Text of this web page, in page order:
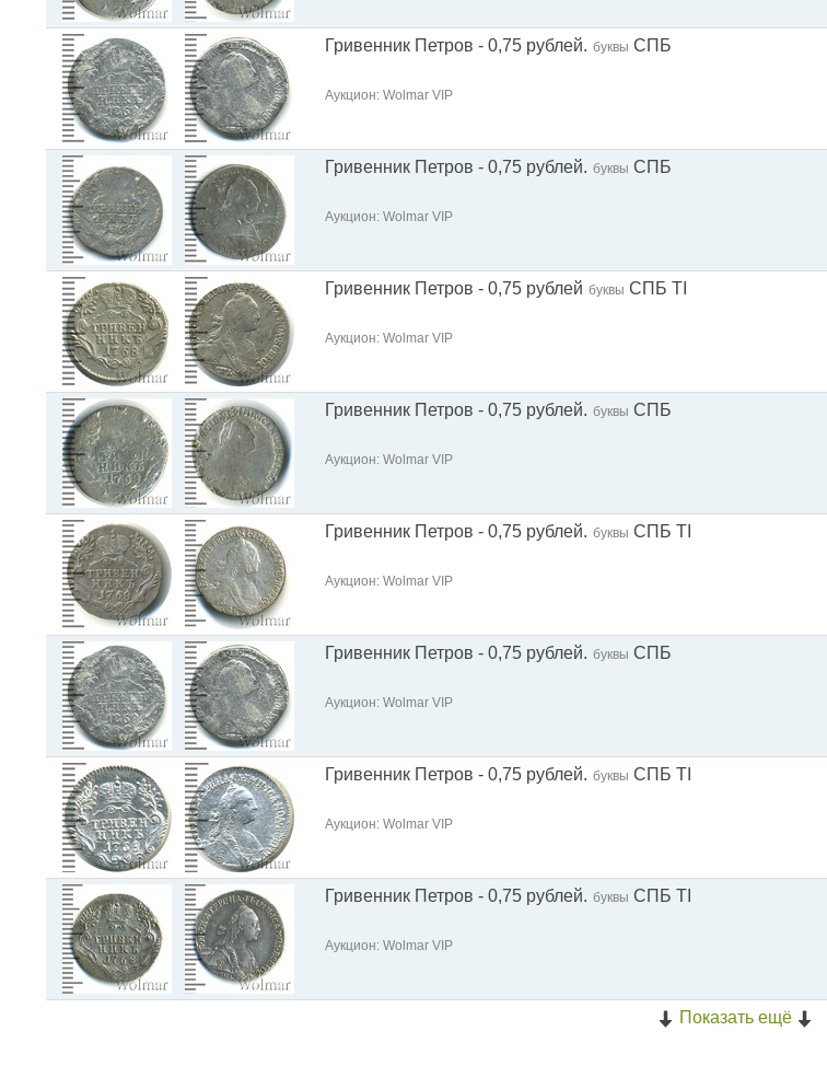
Гривенник Петров - 0,75 рублей. буквы СПБ
Аукцион: Wolmar VIP
Гривенник Петров - 0,75 рублей. буквы СПБ
Аукцион: Wolmar VIP
Гривенник Петров - 0,75 рублей буквы СПБ TI
Аукцион: Wolmar VIP
Гривенник Петров - 0,75 рублей. буквы СПБ
Аукцион: Wolmar VIP
Гривенник Петров - 0,75 рублей. буквы СПБ TI
Аукцион: Wolmar VIP
Гривенник Петров - 0,75 рублей. буквы СПБ
Аукцион: Wolmar VIP
Гривенник Петров - 0,75 рублей. буквы СПБ TI
Аукцион: Wolmar VIP
Гривенник Петров - 0,75 рублей. буквы СПБ TI
Аукцион: Wolmar VIP
Показать ещё